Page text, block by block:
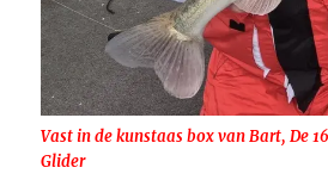
Vast in de kunstaas box van Bart, De
Glider